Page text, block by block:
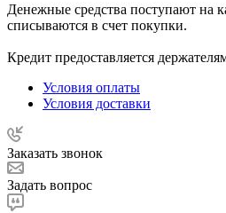
Денежные средства поступают на
списываются в счет покупки.
Кредит предоставляется
Условия оплаты
Условия доставки
Заказать звонок
Задать вопрос